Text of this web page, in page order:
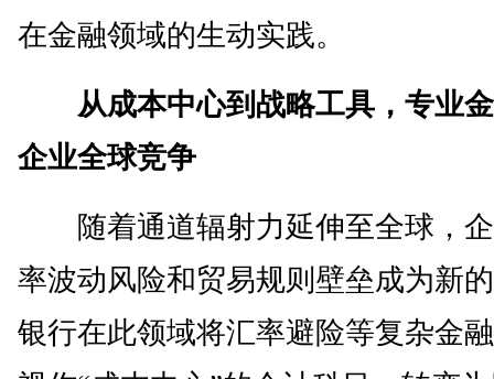
在金融领域的生动实践。
从成本中心到战略工具，专业
企业全球竞争
随着通道辐射力延伸至全球，企
率波动风险和贸易规则壁垒成为新
银行在此领域将汇率避险等复杂金